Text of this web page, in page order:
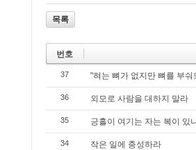
목록
번호
37 "혀는 뼈가 없지만 뼈를 부숴
36 외모로 사람을 대하지 말라
35 긍홀이 여기는 자는 복이 있
34 작은 일에 충성하라